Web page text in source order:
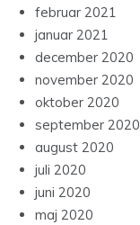
februar 2021
januar 2021
december 2020
november 2020
oktober 2020
september 2020
august 2020
juli 2020
juni 2020
maj 2020